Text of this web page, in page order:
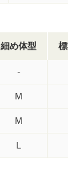
細め体型
-
M
M
L